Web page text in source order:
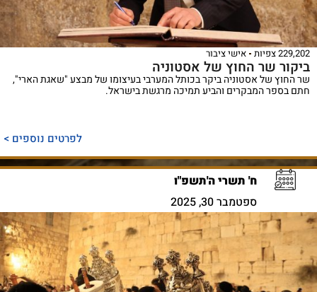
229,202 צפיות אישי ציבור
ביקור שר החוץ של אסטוניה
שר החוץ של אסטוניה ביקר בכותל המערבי בעיצומו של מבצע "שאגת הארי",
חתם בספר המבקרים והביע תמיכה מרגשת בישראל.
לפרטים נוספים >
ח' תשרי ה'תשפ"ו
ספטמבר 30, 2025